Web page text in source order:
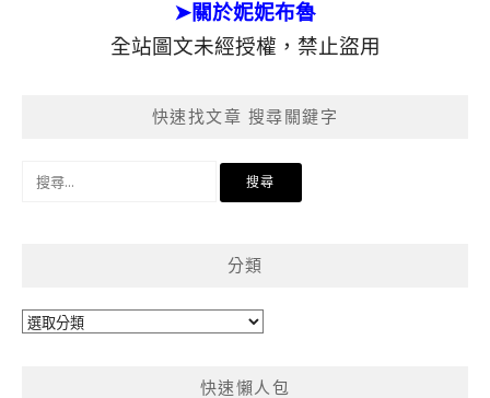
➤關於妮妮布魯
全站圖文未經授權，禁止盜用
快速找文章 搜尋關鍵字
分類
分
快速懶人包